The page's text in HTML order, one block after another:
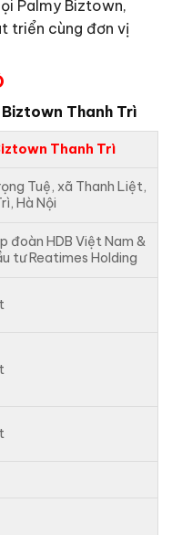
Palmy Biztown,
triển cùng đơn vị
Thanh Trì
Thanh Trì
Tuệ, xã Thanh Liệt,
Hà Nội
đoàn HDB Việt Nam &
tư Reatimes Holding